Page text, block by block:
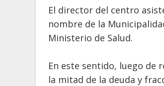
El director del centro
nombre de la
Ministerio de Salud.
En este sentido, luego de
la mitad de la deuda y